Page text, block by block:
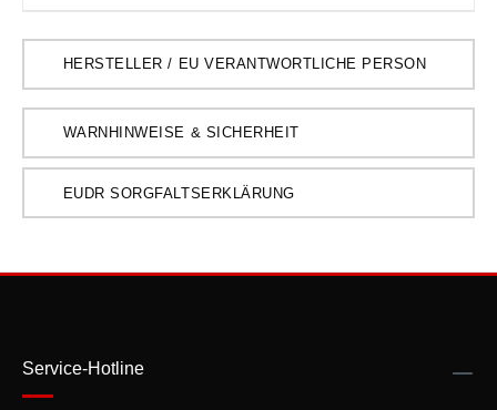
HERSTELLER / EU VERANTWORTLICHE PERSON
WARNHINWEISE & SICHERHEIT
EUDR SORGFALTSERKLÄRUNG
Service-Hotline